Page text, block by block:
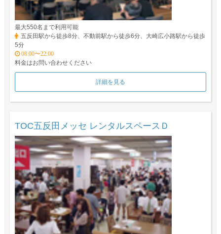
最大550名まで利用可能
五反田駅から徒歩8分、不動前駅から徒歩6分、大崎広小路駅から徒歩
5分
08:00〜22:00
料金はお問い合わせください
詳細を見る
TOC五反田メッセ レンタルスペースＤ